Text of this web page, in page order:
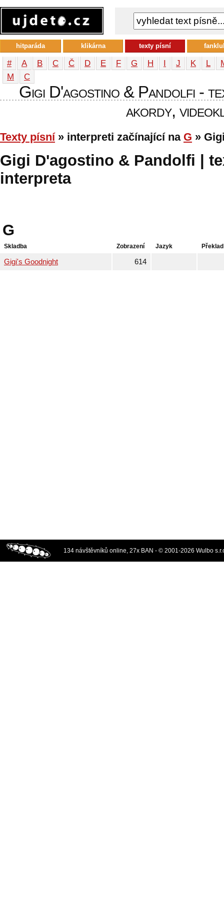
# A B C Č D E F G H I J K L
М
С
Gigi D'agostino & Pandolfi -
akordy,
Texty písní» interpreti začínající na G »
Gigi D'agostino & Pandolfi |
interpreta
G
Skladba Zobrazení Jazyk Překlad
Gigi's Goodnight 614
hitparáda klikárna texty písní
134 návštěvníků online, 27x BAN - © 2001-2026 Wulbo